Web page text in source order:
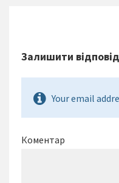
Залишити
Your email
Коментар